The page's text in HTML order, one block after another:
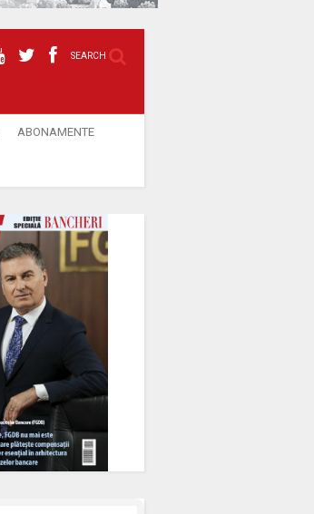
SEARCH
ABONAMENTE